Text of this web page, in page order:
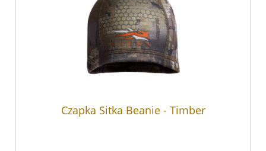
Czapka Sitka Beanie - Timber